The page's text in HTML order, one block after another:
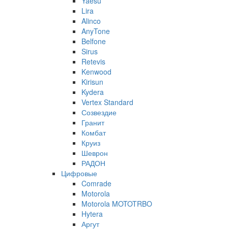
Lira
Alinco
AnyTone
Belfone
Sirus
Retevis
Kenwood
Kirisun
Kydera
Vertex Standard
Созвездие
Гранит
Комбат
Круиз
Шеврон
РАДОН
Цифровые
Comrade
Motorola
Motorola MOTOTRBO
Hytera
Аргут